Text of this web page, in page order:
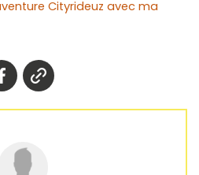
Cityrideuz avec ma